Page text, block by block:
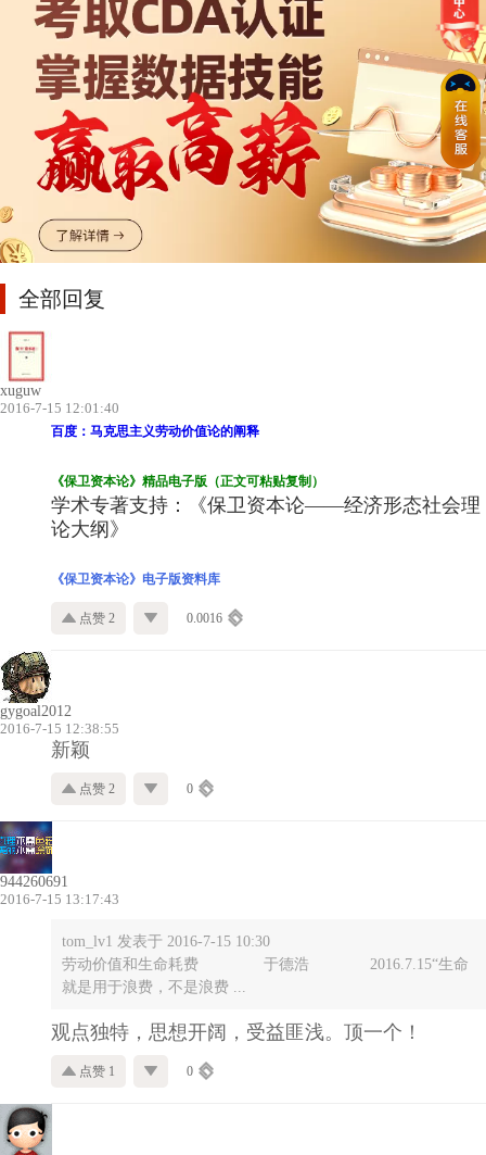
全部回复
xuguw
2016-7-15 12:01:40
百度：马克思主义劳动价值论的阐释
《保卫资本论》精品电子版（正文可粘贴复制）
学术专著支持：《保卫资本论——经济形态社会理
论大纲》
《保卫资本论》电子版资料库
点赞 2 0.0016
gygoal2012
2016-7-15 12:38:55
新颖
点赞 2 0
944260691
2016-7-15 13:17:43
tom_lv1 发表于 2016-7-15 10:30
劳动价值和生命耗费 于德浩 2016.7.15“生命
就是用于浪费，不是浪费 ...
观点独特，思想开阔，受益匪浅。顶一个！
点赞 1 0